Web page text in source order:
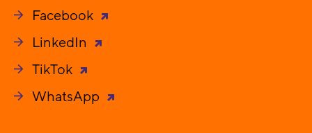
Facebook
LinkedIn
TikTok
WhatsApp